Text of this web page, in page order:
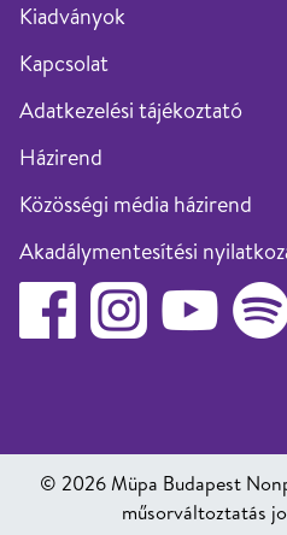
Kiadványok
Kapcsolat
Adatkezelési tájékoztató
Házirend
Közösségi média házirend
Akadálymentesítési
Facebook Youtube Spotify
© 2026 Müpa Budapest
műsorváltoztatás